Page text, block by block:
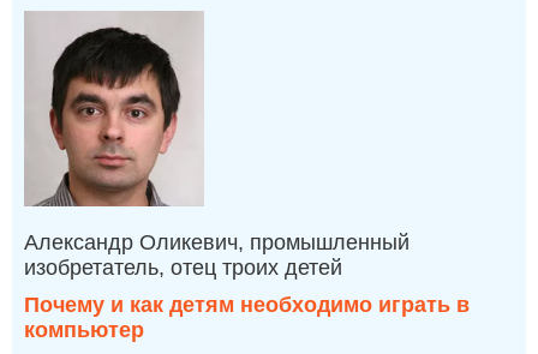
Александр Оликевич, промышленный
изобретатель, отец троих детей
Почему и как детям необходимо играть в
компьютер